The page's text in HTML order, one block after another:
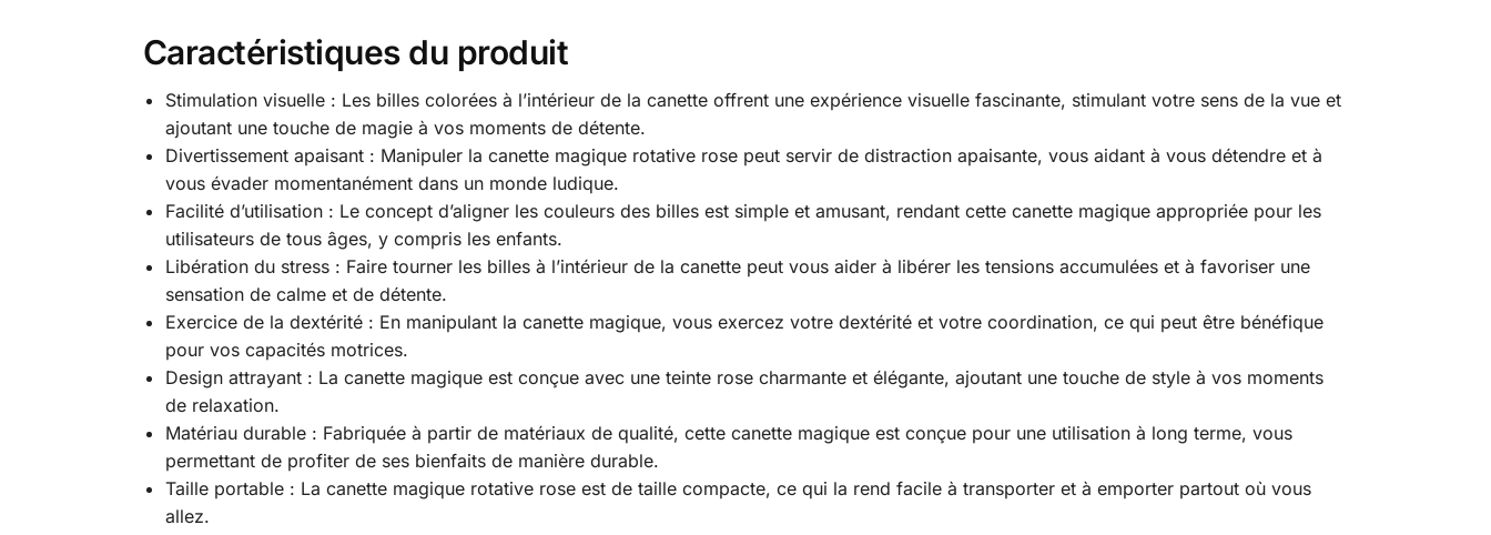
Caractéristiques du produit
Stimulation visuelle : Les billes colorées à l’intérieur de la canette offrent une expérience visuelle fascinante, stimulant votre sens de la vue et
ajoutant une touche de magie à vos moments de détente.
Divertissement apaisant : Manipuler la canette magique rotative rose peut servir de distraction apaisante, vous aidant à vous détendre et à
vous évader momentanément dans un monde ludique.
Facilité d’utilisation : Le concept d’aligner les couleurs des billes est simple et amusant, rendant cette canette magique appropriée pour les
utilisateurs de tous âges, y compris les enfants.
Libération du stress : Faire tourner les billes à l’intérieur de la canette peut vous aider à libérer les tensions accumulées et à favoriser une
sensation de calme et de détente.
Exercice de la dextérité : En manipulant la canette magique, vous exercez votre dextérité et votre coordination, ce qui peut être bénéfique
pour vos capacités motrices.
Design attrayant : La canette magique est conçue avec une teinte rose charmante et élégante, ajoutant une touche de style à vos moments
de relaxation.
Matériau durable : Fabriquée à partir de matériaux de qualité, cette canette magique est conçue pour une utilisation à long terme, vous
permettant de profiter de ses bienfaits de manière durable.
Taille portable : La canette magique rotative rose est de taille compacte, ce qui la rend facile à transporter et à emporter partout où vous
allez.